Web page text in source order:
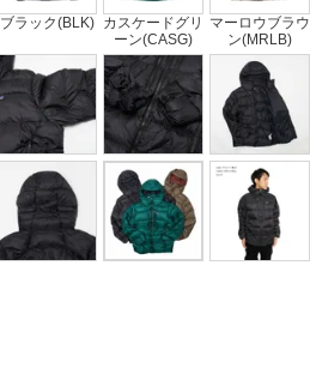
ブラック(BLK)
カスケードグリ
ーン(CASG)
マーロウブラウ
ン(MRLB)